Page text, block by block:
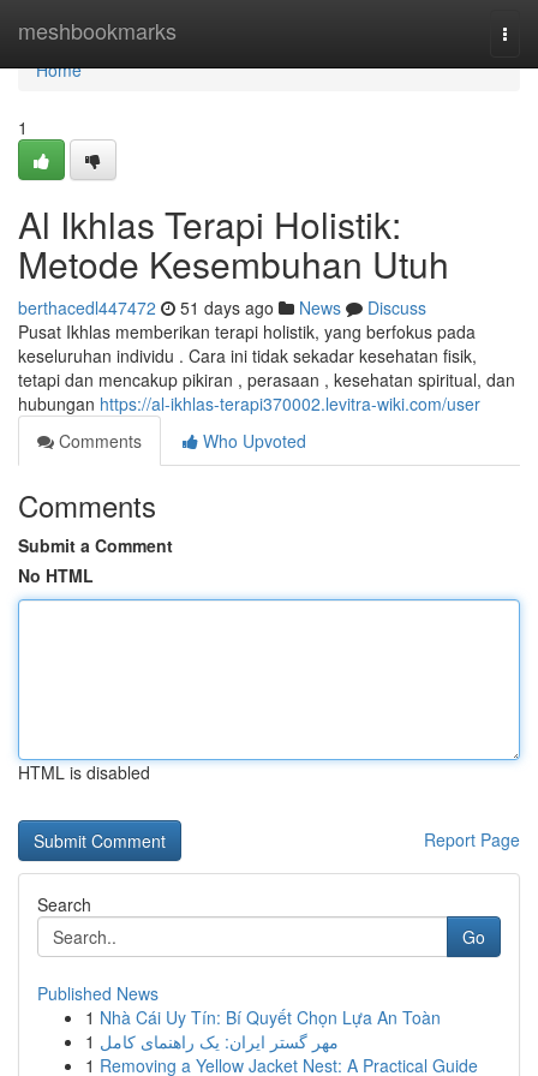
meshbookmarks
Home
Home
1
Al Ikhlas Terapi Holistik:
Metode Kesembuhan Utuh
berthacedl447472 51 days ago News
Discuss
Pusat Ikhlas memberikan terapi holistik, yang berfokus pada
keseluruhan individu . Cara ini tidak sekadar kesehatan fisik,
tetapi dan mencakup pikiran , perasaan , kesehatan spiritual, dan
hubungan https://al-ikhlas-terapi370002.levitra-wiki.com/user
Comments
Who Upvoted
Comments
Submit a Comment
No HTML
HTML is disabled
Report Page
Search
Go
Published News
1 Nhà Cái Uy Tín: Bí Quyết Chọn Lựa An Toàn
1 مهر گستر ایران: یک راهنمای کامل
1 Removing a Yellow Jacket Nest: A Practical Guide